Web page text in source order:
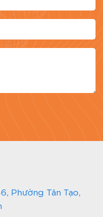
Phường Tân Tạo,